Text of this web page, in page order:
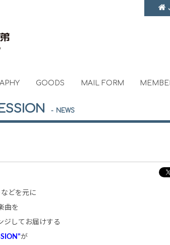
GOODS MAIL FORM
NEWS
どを元に
曲を
ジしてお届けする
が